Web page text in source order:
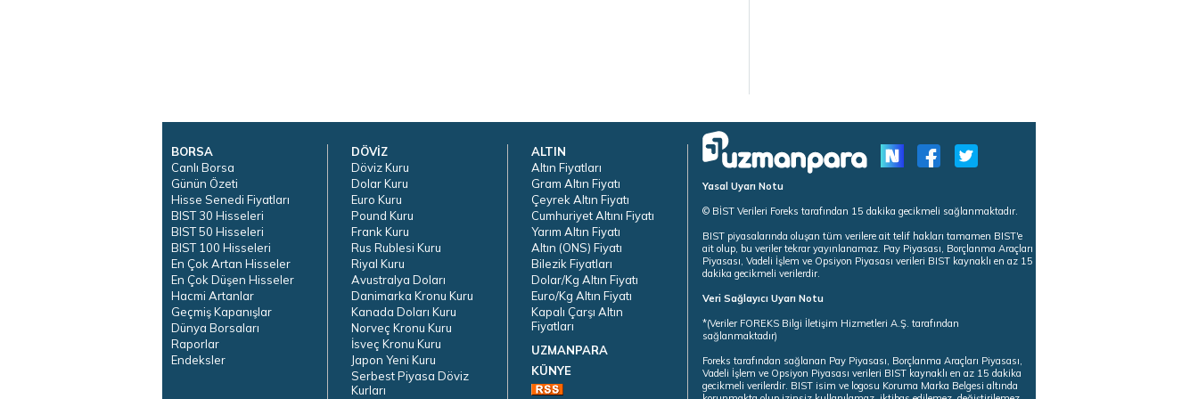
BORSA
Canlı Borsa
Günün Özeti
Hisse Senedi Fiyatları
BIST 30 Hisseleri
BIST 50 Hisseleri
BIST 100 Hisseleri
En Çok Artan Hisseler
En Çok Düşen Hisseler
Hacmi Artanlar
Geçmiş Kapanışlar
Dünya Borsaları
Raporlar
Endeksler
DÖVİZ
Döviz Kuru
Dolar Kuru
Euro Kuru
Pound Kuru
Frank Kuru
Rus Rublesi Kuru
Riyal Kuru
Avustralya Doları
Danimarka Kronu Kuru
Kanada Doları Kuru
Norveç Kronu Kuru
İsveç Kronu Kuru
Japon Yeni Kuru
Serbest Piyasa Döviz
Kurları
ALTIN
Altın Fiyatları
Gram Altın Fiyatı
Çeyrek Altın Fiyatı
Cumhuriyet Altını Fiyatı
Yarım Altın Fiyatı
Altın (ONS) Fiyatı
Bilezik Fiyatları
Dolar/Kg Altın Fiyatı
Euro/Kg Altın Fiyatı
Kapalı Çarşı Altın
Fiyatları
UZMANPARA
KÜNYE
Yasal Uyarı Notu
© BİST Verileri Foreks tarafından 15 dakika gecikmeli sağlanmaktadır.
BIST piyasalarında oluşan tüm verilere ait telif hakları tamamen BIST'e
ait olup, bu veriler tekrar yayınlanamaz. Pay Piyasası, Borçlanma Araçları
Piyasası, Vadeli İşlem ve Opsiyon Piyasası verileri BIST kaynaklı en az 15
dakika gecikmeli verilerdir.
Veri Sağlayıcı Uyarı Notu
*(Veriler FOREKS Bilgi İletişim Hizmetleri A.Ş. tarafından
sağlanmaktadır)
Foreks tarafından sağlanan Pay Piyasası, Borçlanma Araçları Piyasası,
Vadeli İşlem ve Opsiyon Piyasası verileri BIST kaynaklı en az 15 dakika
gecikmeli verilerdir. BIST isim ve logosu Koruma Marka Belgesi altında